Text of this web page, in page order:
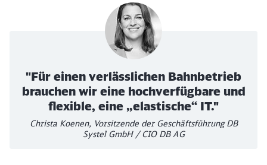
"Für einen verlässlichen Bahnbetrieb
brauchen wir eine hochverfügbare und
flexible, eine „elastische“ IT."
Christa Koenen, Vorsitzende der Geschäftsführung DB
Systel GmbH / CIO DB AG